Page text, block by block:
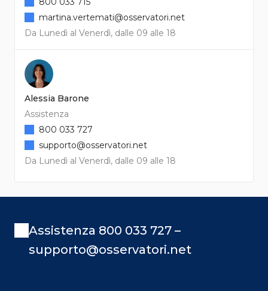
Da Lunedì al Venerdì, dalle 09 alle 18
martina.vertemati@osservatori.net
Alessia Barone
Assistenza
Da Lunedì al Venerdì, dalle 09 alle 18
800 033 727
supporto@osservatori.net
Assistenza 800 033 727 –
supporto@osservatori.net